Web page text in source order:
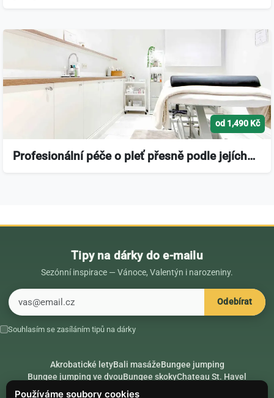
Používáme soubory cookies
od 1,490 Kč
Profesionální péče o pleť přesně podle jejích…
Tipy na dárky do e-mailu
Sezónní inspirace — Vánoce, Valentýn i narozeniny.
Odebírat
Souhlasím se zasíláním tipů na dárky
Akrobatické letyBali masážeBungee jumping
Bungee jumping ve dvouBungee skokyChateau St. Havel
Dárek k 18. narozeninám
Dárek k 40. narozeninám